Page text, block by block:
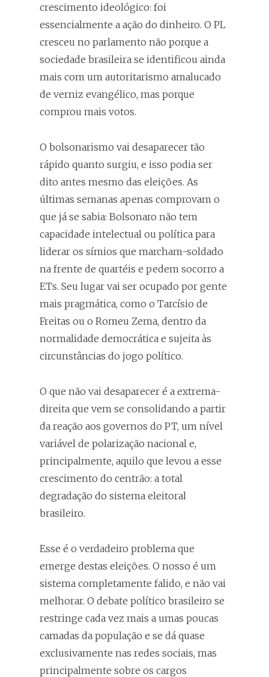
crescimento ideológico: foi
essencialmente a ação do dinheiro. O PL
cresceu no parlamento não porque a
sociedade brasileira se identificou ainda
mais com um autoritarismo amalucado
de verniz evangélico, mas porque
comprou mais votos.
O bolsonarismo vai desaparecer tão
rápido quanto surgiu, e isso podia ser
dito antes mesmo das eleições. As
últimas semanas apenas comprovam o
que já se sabia: Bolsonaro não tem
capacidade intelectual ou política para
liderar os símios que marcham-soldado
na frente de quartéis e pedem socorro a
ETs. Seu lugar vai ser ocupado por gente
mais pragmática, como o Tarcísio de
Freitas ou o Romeu Zema, dentro da
normalidade democrática e sujeita às
circunstâncias do jogo político.
O que não vai desaparecer é a extrema-
direita que vem se consolidando a partir
da reação aos governos do PT, um nível
variável de polarização nacional e,
principalmente, aquilo que levou a esse
crescimento do centrão: a total
degradação do sistema eleitoral
brasileiro.
Esse é o verdadeiro problema que
emerge destas eleições. O nosso é um
sistema completamente falido, e não vai
melhorar. O debate político brasileiro se
restringe cada vez mais a umas poucas
camadas da população e se dá quase
exclusivamente nas redes sociais, mas
principalmente sobre os cargos